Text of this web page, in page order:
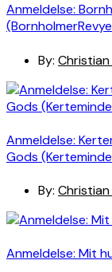
Anmeldelse:
By:
Anmeldelse:
Gods
By:
Anmeldelse: Mit